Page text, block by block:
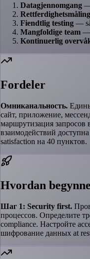
Datagjennomgang —
Fiendtlig testing —
Mangfoldige team —
Kontinuerlig
Fordeler
Омниканальность.
сайт, приложение,
маршрутизация
взаимодействий
satisfaction на 40 пунктов.
Hvordan begynne
Шаг 1: Security first.
процессов. Определите
compliance. Настройте
шифрование данных at